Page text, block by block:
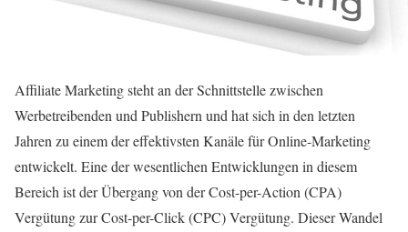
Affiliate Marketing steht an der Schnittstelle zwischen
Werbetreibenden und Publishern und hat sich in den letzten
Jahren zu einem der effektivsten Kanäle für Online-Marketing
entwickelt. Eine der wesentlichen Entwicklungen in diesem
Bereich ist der Übergang von der Cost-per-Action (CPA)
Vergütung zur Cost-per-Click (CPC) Vergütung. Dieser Wandel